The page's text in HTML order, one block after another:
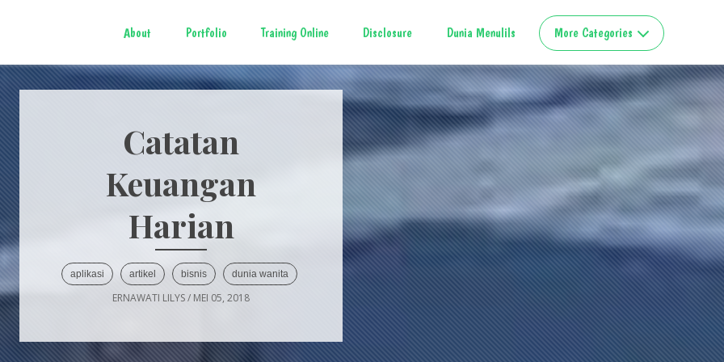
About Portfolio Training Online Disclosure Dunia Menulils More Categories
Catatan
Keuangan
Harian
aplikasi artikel bisnis dunia wanita
ERNAWATI LILYS/ MEI 05, 2018